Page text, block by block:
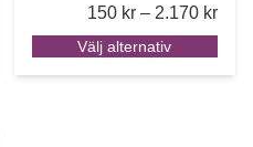
range: 220 kr through 1.110
150 kr – 2.170 kr
Välj alternativ